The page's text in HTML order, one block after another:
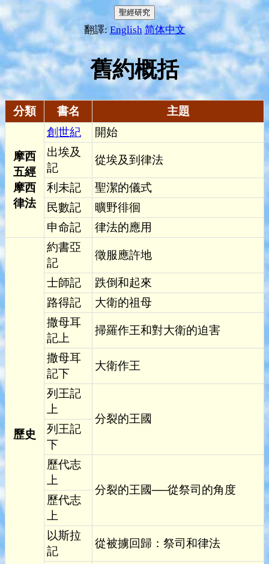
翻譯: English 简体中文
舊約概括
分類 書名 主題
摩西
五經
摩西
律法
創世紀
開始
出埃及
記
從埃及到律法
利未記
聖潔的儀式
民數記
曠野徘徊
申命記
律法的應用
歷史
約書亞
記
徵服應許地
士師記
跌倒和起來
路得記
大衛的祖母
撒母耳
記上
掃羅作王和對大衛的迫害
撒母耳
記下
大衛作王
列王記
上
分裂的王國
列王記
下
歷代志
上
分裂的王國──從祭司的角度
歷代志
上
以斯拉
記
從被擄回歸：祭司和律法